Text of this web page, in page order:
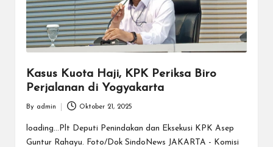
Kasus Kuota Haji, KPK Periksa Biro
Perjalanan di Yogyakarta
by
By admin Oktober 21, 2025
loading...Plt Deputi Penindakan dan Eksekusi KPK Asep
Guntur Rahayu. Foto/Dok SindoNews JAKARTA - Komisi